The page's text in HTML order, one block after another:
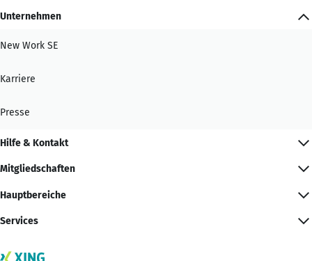
Unternehmen
New Work SE
Karriere
Presse
Hilfe & Kontakt
Mitgliedschaften
Hauptbereiche
Services